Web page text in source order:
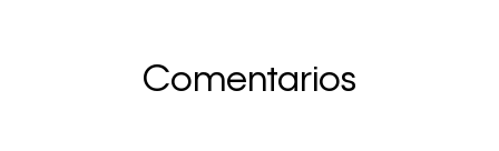
Comentarios